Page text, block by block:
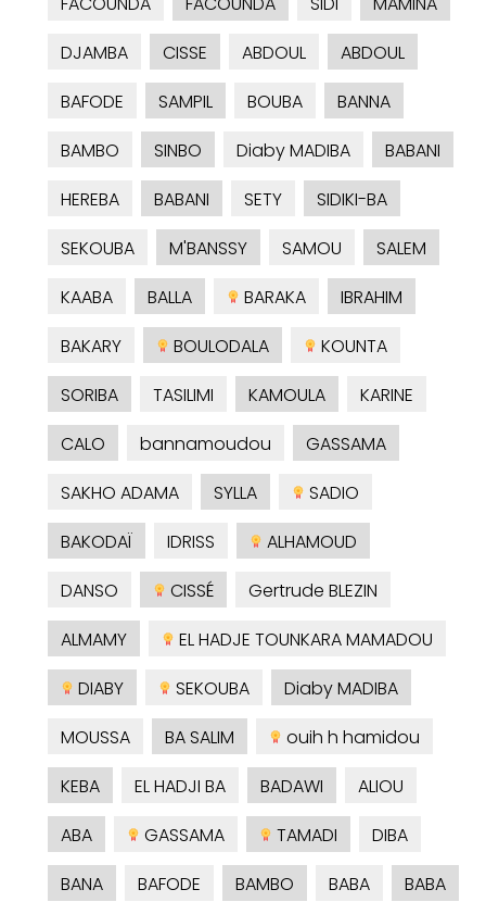
DJAMBA
CISSE ABDOUL
ABDOUL
BAFODE
SAMPIL BOUBA
BANNA
BAMBO
SINBO Diaby MADIBA
BABANI
HEREBA
BABANI SETY
SIDIKI-BA
SEKOUBA
M'BANSSY SAMOU
SALEM
KAABA
BALLA BARAKA
IBRAHIM
BAKARY
BOULODALA
KOUNTA
SORIBA
TASILIMI KAMOULA
KARINE
CALO
bannamoudou
GASSAMA
SAKHO ADAMA
SYLLA
SADIO
BAKODAÏ
IDRISS
ALHAMOUD
DANSO
CISSÉ
Gertrude BLEZIN
ALMAMY
EL HADJE TOUNKARA MAMADOU
DIABY
SEKOUBA
Diaby MADIBA
MOUSSA
BA SALIM
ouih h hamidou
KEBA
EL HADJI BA BADAWI
ALIOU
ABA
GASSAMA TAMADI
DIBA
BANA
BAFODE BAMBO BABA
BABA